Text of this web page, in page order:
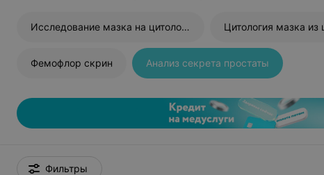
Исследование мазка на цитологию Цитология мазка из
Фемофлор скрин Анализ секрета простаты
Фильтры